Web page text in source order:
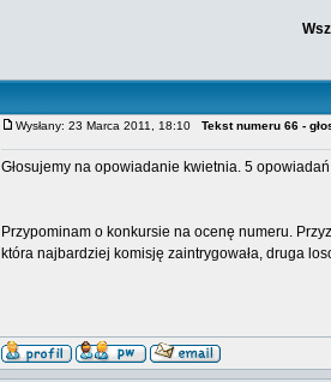
Wysłany: 23 Marca 2011, 18:10 Tekst numeru 66 -
Głosujemy na opowiadanie kwietnia. 5
Przypominam o konkursie na ocenę numeru.
która najbardziej komisję zaintrygowała, druga